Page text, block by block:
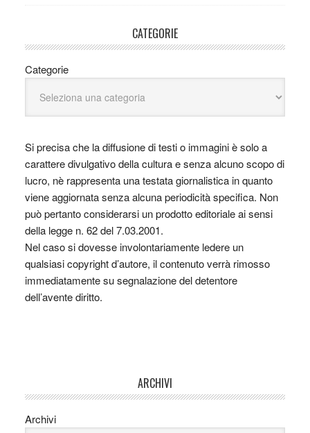
CATEGORIE
Categorie
Si precisa che la diffusione di testi o immagini è solo a
carattere divulgativo della cultura e senza alcuno scopo di
lucro, nè rappresenta una testata giornalistica in quanto
viene aggiornata senza alcuna periodicità specifica. Non
può pertanto considerarsi un prodotto editoriale ai sensi
della legge n. 62 del 7.03.2001.
Nel caso si dovesse involontariamente ledere un
qualsiasi copyright d’autore, il contenuto verrà rimosso
immediatamente su segnalazione del detentore
dell’avente diritto.
ARCHIVI
Archivi